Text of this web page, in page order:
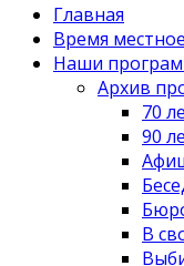
Главная
Время местное
Наши
Архив
70
90
В